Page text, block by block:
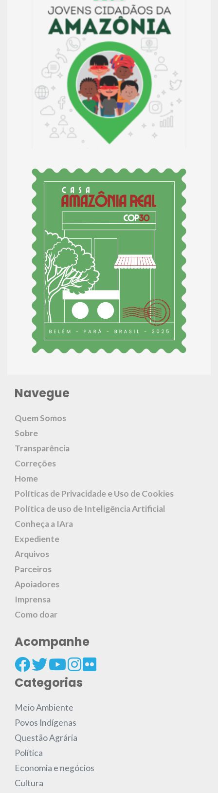
Navegue
Quem Somos
Sobre
Transparência
Correções
Home
Políticas de Privacidade e Uso de Cookies
Política de uso de Inteligência Artificial
Conheça a IAra
Expediente
Arquivos
Parceiros
Apoiadores
Imprensa
Como doar
Acompanhe
Categorias
Meio Ambiente
Povos Indígenas
Questão Agrária
Política
Economia e negócios
Cultura